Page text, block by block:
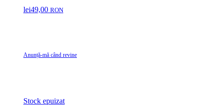
lei49,00 RON
Anunță-mă când revine
Stock epuizat